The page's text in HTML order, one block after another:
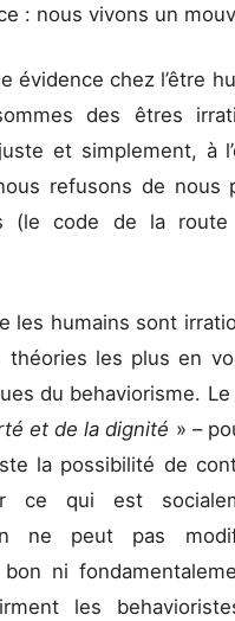
: nous vivons un
évidence chez l’être
des êtres
et simplement, à
refusons de nous
(le code de la
les humains sont
les plus en
du behaviorisme.
et de la dignité » –
la possibilité de
ce qui est
ne peut pas
ni
les